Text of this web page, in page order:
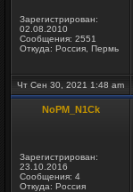
Зарегистрирован:
02.08.2010
Сообщения: 2551
Откуда: Россия, Пермь
Чт Сен 30, 2021 1:48 am
NoPM_N1Ck
Зарегистрирован:
23.10.2016
Сообщения: 4
Откуда: Россия